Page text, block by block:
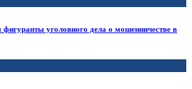
уголовного дела о мошенничестве в